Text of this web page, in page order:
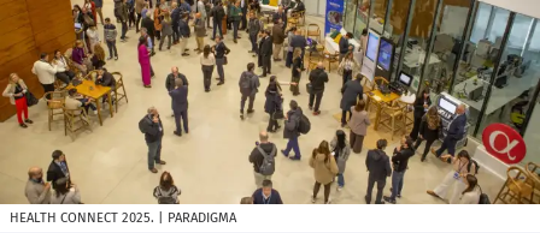
HEALTH CONNECT 2025. | PARADIGMA